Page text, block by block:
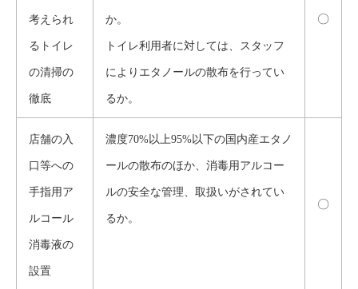
考えられ
るトイレ
の清掃の
徹底
か。
トイレ利用者に対しては、スタッフ
によりエタノールの散布を行ってい
るか。
〇
店舗の入
口等への
手指用ア
ルコール
消毒液の
設置
濃度70%以上95%以下の国内産エタノ
ールの散布のほか、消毒用アルコー
ルの安全な管理、取扱いがされてい
るか。
〇